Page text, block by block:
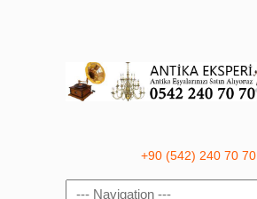
+90 (542) 240 70 70
Navigation